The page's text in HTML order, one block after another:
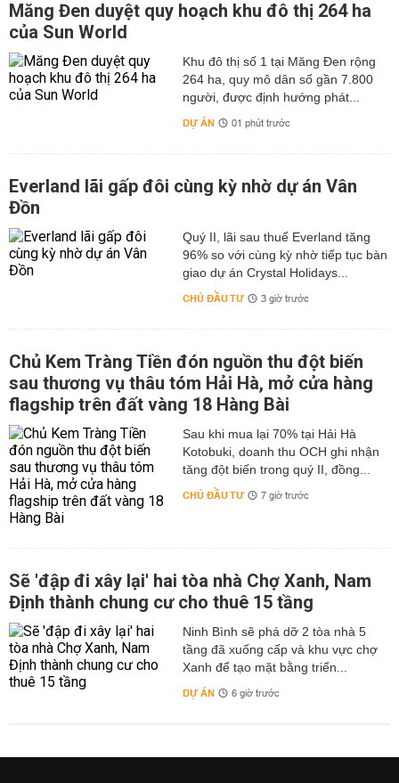
Măng Đen duyệt quy hoạch khu đô thị 264 ha
của Sun World
Khu đô thị số 1 tại Măng Đen rộng
264 ha, quy mô dân số gần 7.800
người, được định hướng phát...
DỰ ÁN 01 phút trước
Everland lãi gấp đôi cùng kỳ nhờ dự án Vân
Đồn
Quý II, lãi sau thuế Everland tăng
96% so với cùng kỳ nhờ tiếp tục bàn
giao dự án Crystal Holidays...
CHỦ ĐẦU TƯ 3 giờ trước
Chủ Kem Tràng Tiền đón nguồn thu đột biến
sau thương vụ thâu tóm Hải Hà, mở cửa hàng
flagship trên đất vàng 18 Hàng Bài
Sau khi mua lại 70% tại Hải Hà
Kotobuki, doanh thu OCH ghi nhận
tăng đột biến trong quý II, đồng...
CHỦ ĐẦU TƯ 7 giờ trước
Sẽ 'đập đi xây lại' hai tòa nhà Chợ Xanh, Nam
Định thành chung cư cho thuê 15 tầng
Ninh Bình sẽ phá dỡ 2 tòa nhà 5
tầng đã xuống cấp và khu vực chợ
Xanh để tạo mặt bằng triển...
DỰ ÁN 6 giờ trước